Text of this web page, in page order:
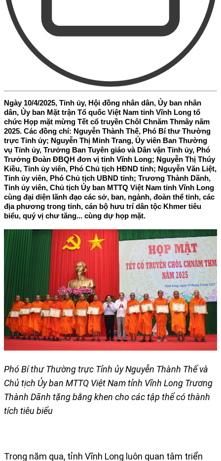
Ngày 10/4/2025, Tỉnh ủy, Hội đồng nhân dân, Ủy ban nhân
dân, Ủy ban Mặt trận Tổ quốc Việt Nam tỉnh Vĩnh Long tổ
chức Họp mặt mừng Tết cổ truyền Chôl Chnăm Thmây năm
2025. Các đồng chí: Nguyễn Thành Thế, Phó Bí thư Thường
trực Tỉnh ủy; Nguyễn Thị Minh Trang, Ủy viên Ban Thường
vụ Tỉnh ủy, Trưởng Ban Tuyên giáo và Dân vận Tỉnh ủy, Phó
Trưởng Đoàn ĐBQH đơn vị tỉnh Vĩnh Long; Nguyễn Thị Thúy
Kiều, Tỉnh ủy viên, Phó Chủ tịch HĐND tỉnh; Nguyễn Văn Liệt,
Tỉnh ủy viên, Phó Chủ tịch UBND tỉnh; Trương Thành Dãnh,
Tỉnh ủy viên, Chủ tịch Ủy ban MTTQ Việt Nam tỉnh Vĩnh Long
cùng đại diện lãnh đạo các sở, ban, ngành, đoàn thể tỉnh, các
địa phương trong tỉnh, cán bộ hưu trí dân tộc Khmer tiêu
biểu, quý vị chư tăng... cùng dự họp mặt.
Phó Bí thư Thường trực Tỉnh ủy Nguyễn Thành Thế và
Chủ tịch Ủy ban MTTQ Việt Nam tỉnh Vĩnh Long Trương
Thành Dãnh tặng bằng khen cho các tập thể có thành
tích tiêu biểu
Trong năm qua, tỉnh Vĩnh Long luôn quan tâm triển